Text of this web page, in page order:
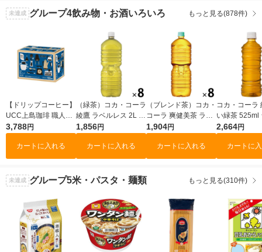
未達成 グループ4飲み物・お酒いろいろ もっと見る(878件)
【ドリップコーヒー】
UCC上島珈琲 職人の
珈琲 まろやか味のマ
イルドブレンド 1箱
（100袋入）
3,788円
カートに入れる
（緑茶）コカ・コーラ
綾鷹 ラベルレス 2L 1
箱（8本入）
1,856円
カートに入れる
（ブレンド茶）コカ・
コーラ 爽健美茶 ラベ
ルレス 2L 1箱（8本
入）
1,904円
カートに入れる
コカ・コーラ
い緑茶 525ml
レス 1箱（24
2,664円
カートに
未達成 グループ5米・パスタ・麺類 もっと見る(310件)